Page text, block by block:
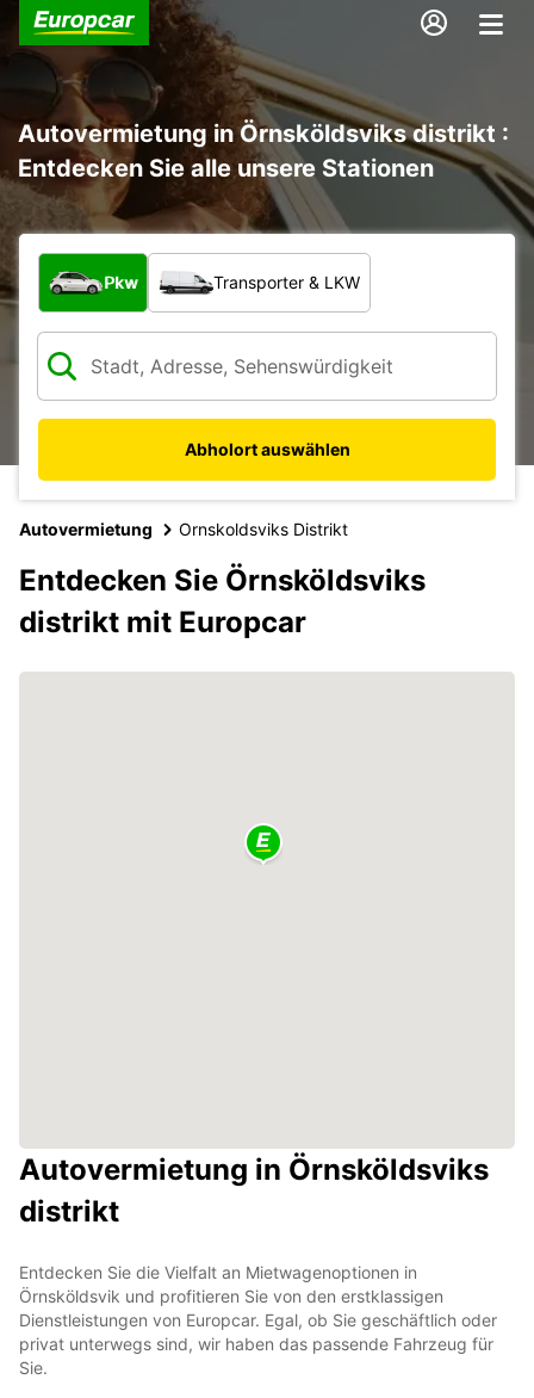
Autovermietung in Örnsköldsviks distrikt :
Entdecken Sie alle unsere Stationen
Welche Art von Fahrzeug?
Pkw Transporter & LKW
Abholort auswählen
Autovermietung Ornskoldsviks Distrikt
Entdecken Sie Örnsköldsviks
distrikt mit Europcar
Autovermietung in Örnsköldsviks
distrikt
Entdecken Sie die Vielfalt an Mietwagenoptionen in
Örnsköldsvik und profitieren Sie von den erstklassigen
Dienstleistungen von Europcar. Egal, ob Sie geschäftlich oder
privat unterwegs sind, wir haben das passende Fahrzeug für
Sie.